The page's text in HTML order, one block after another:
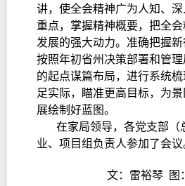
讲，使全会精神广为人知、
重点，掌握精神概要，把全
发展的强大动力。准确把握新
按照年初省州决策部署和管
的起点谋篇布局，进行系统
足实际，瞄准更高目标，为
展绘制好蓝图。
在家局领导，各党支部（
业、项目组负责人参加了会议
文：雷裕琴 图